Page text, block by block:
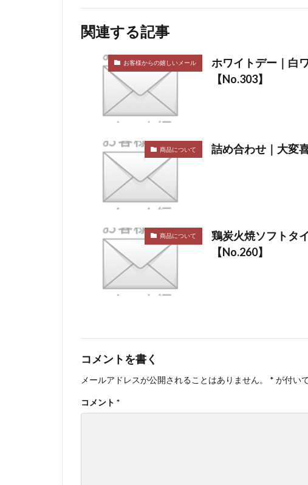
関連する記事
お客様からの嬉しいメール
ホワイトデー｜白
【No.303】
商品について 詰め合わせ｜大変
商品について
鶏炭火焼ソフトタ
【No.260】
コメントを書く
メールアドレスが公開されることはありません。 * が付い
コメント *